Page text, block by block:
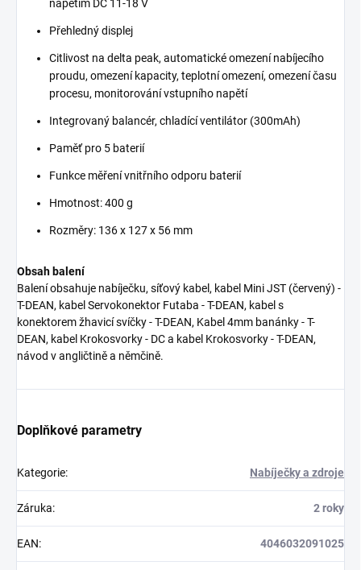
napětím DC 11-18 V
Přehledný displej
Citlivost na delta peak, automatické omezení nabíjecího
proudu, omezení kapacity, teplotní omezení, omezení času
procesu, monitorování vstupního napětí
Integrovaný balancér, chladící ventilátor (300mAh)
Paměť pro 5 baterií
Funkce měření vnitřního odporu baterií
Hmotnost: 400 g
Rozměry: 136 x 127 x 56 mm
Obsah balení
Balení obsahuje nabíječku, síťový kabel, kabel Mini JST (červený) -
T-DEAN, kabel Servokonektor Futaba - T-DEAN, kabel s
konektorem žhavicí svíčky - T-DEAN, Kabel 4mm banánky - T-
DEAN, kabel Krokosvorky - DC a kabel Krokosvorky - T-DEAN,
návod v angličtině a němčině.
Doplňkové parametry
Kategorie: Nabíječky a zdroje
Záruka: 2 roky
EAN: 4046032091025